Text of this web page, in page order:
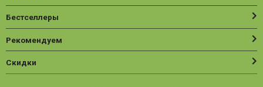
Бестселлеры
Рекомендуем
Скидки